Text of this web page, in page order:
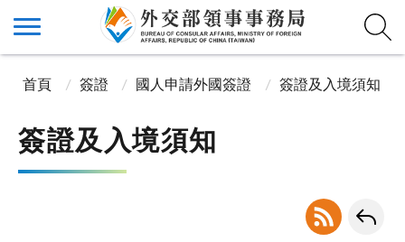
首頁 簽證 國人申請外國簽證 簽證及入境須知
簽證及入境須知